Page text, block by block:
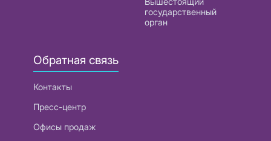
государственный
орган
Обратная связь
Контакты
Пресс-центр
Офисы продаж